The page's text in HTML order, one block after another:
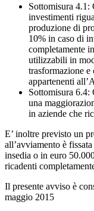
Sottomisura 4.1:
investimenti
produzione di
10% in caso di
completamente
utilizzabili in
trasformazione
appartenenti
Sottomisura 6.4:
una
in aziende che
E’ inoltre previsto un
all’avviamento è
insedia o in euro
ricadenti
Il presente avviso è
maggio 2015